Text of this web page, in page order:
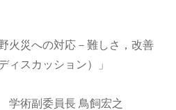
火災への対応－難しさ，改善
ィスカッション）」
術副委員長 鳥飼宏之